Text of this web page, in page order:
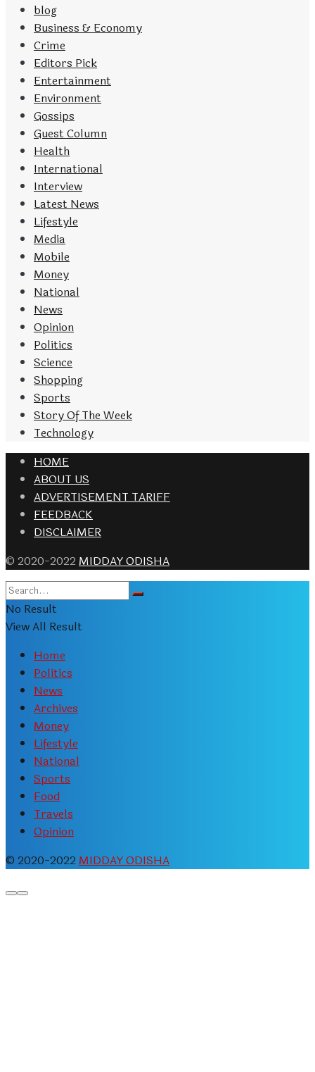
blog
Business & Economy
Crime
Editors Pick
Entertainment
Environment
Gossips
Guest Column
Health
International
Interview
Latest News
Lifestyle
Media
Mobile
Money
National
News
Opinion
Politics
Science
Shopping
Sports
Story Of The Week
Technology
HOME
ABOUT US
ADVERTISEMENT TARIFF
FEEDBACK
DISCLAIMER
© 2020-2022 MIDDAY ODISHA
No Result
View All Result
Home
Politics
News
Archives
Money
Lifestyle
National
Sports
Food
Travels
Opinion
© 2020-2022 MIDDAY ODISHA